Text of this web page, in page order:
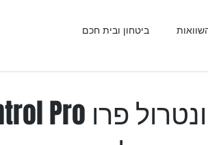
ביטחון ובית חכם